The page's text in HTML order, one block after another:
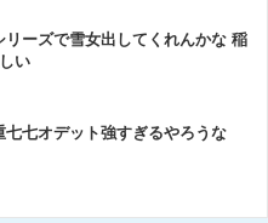
リーズで雪女出してくれんかな 稲
い
七七オデット強すぎるやろうな